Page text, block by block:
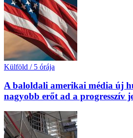
Külföld / 5 órája
A baloldali amerikai média új
nagyobb erőt ad a progresszív